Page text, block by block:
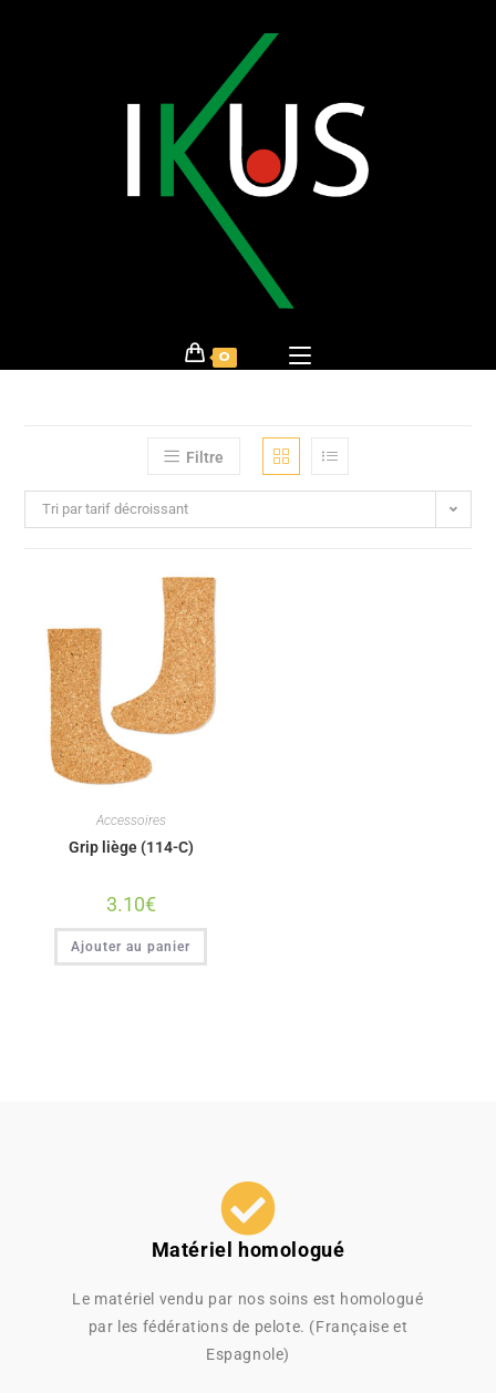
0
Filtre
Tri par tarif décroissant
Accessoires
Grip liège (114-C)
3.10€
Ajouter au panier
Matériel homologué
Le matériel vendu par nos soins est homologué
par les fédérations de pelote. (Française et
Espagnole)